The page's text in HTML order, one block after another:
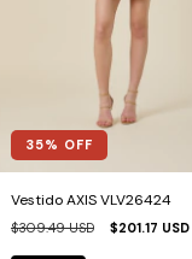
35% OFF
Vestido AXIS VLV26424
$309.49 USD $201.17 USD